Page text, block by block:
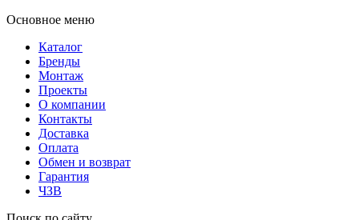
Основное меню
Каталог
Бренды
Монтаж
Проекты
О компании
Контакты
Доставка
Оплата
Обмен и возврат
Гарантия
ЧЗВ